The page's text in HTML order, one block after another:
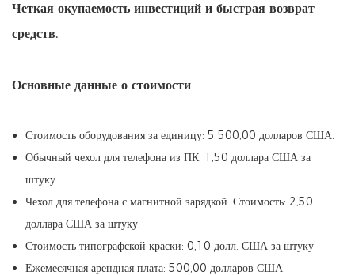
Четкая окупаемость инвестиций и быстрая возврат
средств.
Основные данные о стоимости
Стоимость оборудования за единицу: 5 500,00 долларов США.
Обычный чехол для телефона из ПК: 1,50 доллара США за
штуку.
Чехол для телефона с магнитной зарядкой. Стоимость: 2,50
доллара США за штуку.
Стоимость типографской краски: 0,10 долл. США за штуку.
Ежемесячная арендная плата: 500,00 долларов США.